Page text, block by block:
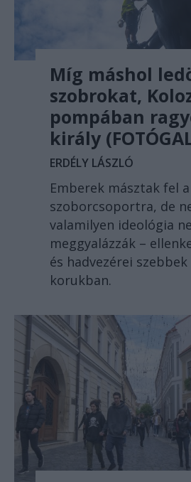
Míg máshol
szobrokat,
pompában
király
ERDÉLY LÁSZLÓ
Emberek másztak fel
szoborcsoportra, de
valamilyen ideológia
meggyalázzák –
és hadvezérei
korukban.